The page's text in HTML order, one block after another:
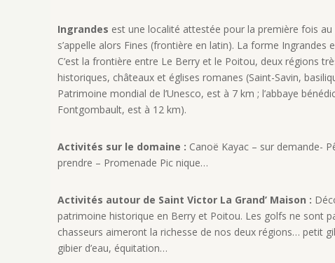
Ingrandes est une localité attestée pour la première fois au
s’appelle alors Fines (frontière en latin). La forme Ingrandes
C’est la frontière entre Le Berry et le Poitou, deux régions
historiques, châteaux et églises romanes (Saint-Savin,
Patrimoine mondial de l’Unesco, est à 7 km ; l’abbaye
Fontgombault, est à 12 km).
Activités sur le domaine : Canoë Kayac – sur demande-
prendre – Promenade Pic nique…
Activités autour de Saint Victor La Grand’ Maison :
patrimoine historique en Berry et Poitou. Les golfs ne sont
chasseurs aimeront la richesse de nos deux régions… petit
gibier d’eau, équitation…